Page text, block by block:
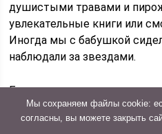
душистыми травами и
увлекательные книги или
Иногда мы с бабушкой
наблюдали за звездами.
Были всегда очень
увидеть падающую звезду.
время моего пребывания в
Мы сохраняем файлы cookie:
согласны, вы можете закрыть